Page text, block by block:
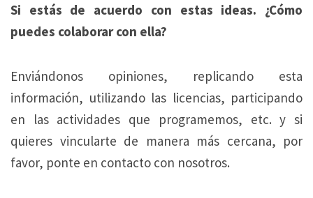
Si estás de acuerdo con estas ideas. ¿Cómo
puedes colaborar con ella?
Enviándonos opiniones, replicando esta
información, utilizando las licencias, participando
en las actividades que programemos, etc. y si
quieres vincularte de manera más cercana, por
favor, ponte en contacto con nosotros.